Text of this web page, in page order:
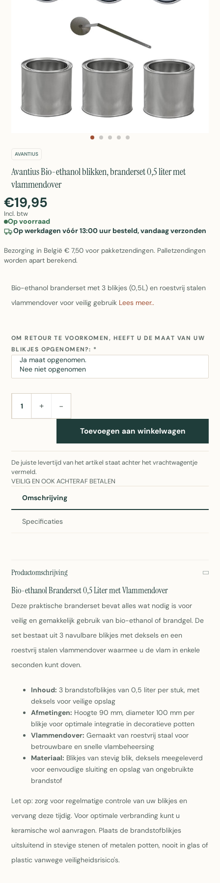
AVANTIUS
Avantius Bio-ethanol blikken, branderset 0,5 liter met
vlammendover
€19,95
Incl. btw
Op voorraad
Op werkdagen vóór 13:00 uur besteld, vandaag verzonden
Bezorging in België € 7,50 voor pakketzendingen. Palletzendingen
worden apart berekend.
Bio-ethanol branderset met 3 blikjes (0,5L) en roestvrij stalen
vlammendover voor veilig gebruik Lees meer..
OM RETOUR TE VOORKOMEN, HEEFT U DE MAAT VAN UW
BLIKJES OPGENOMEN?: *
AANTAL+ −
Toevoegen aan winkelwagen
De juiste levertijd van het artikel staat achter het vrachtwagentje
vermeld.
VEILIG EN OOK ACHTERAF BETALEN
Omschrijving
Specificaties
Productomschrijving
Bio-ethanol Branderset 0,5 Liter met Vlammendover
Deze praktische branderset bevat alles wat nodig is voor
veilig en gemakkelijk gebruik van bio-ethanol of brandgel. De
set bestaat uit 3 navulbare blikjes met deksels en een
roestvrij stalen vlammendover waarmee u de vlam in enkele
seconden kunt doven.
Inhoud: 3 brandstofblikjes van 0,5 liter per stuk, met
deksels voor veilige opslag
Afmetingen: Hoogte 90 mm, diameter 100 mm per
blikje voor optimale integratie in decoratieve potten
Vlammendover: Gemaakt van roestvrij staal voor
betrouwbare en snelle vlambeheersing
Materiaal: Blikjes van stevig blik, deksels meegeleverd
voor eenvoudige sluiting en opslag van ongebruikte
brandstof
Let op: zorg voor regelmatige controle van uw blikjes en
vervang deze tijdig. Voor optimale verbranding kunt u
keramische wol aanvragen. Plaats de brandstofblikjes
uitsluitend in stevige stenen of metalen potten, nooit in glas of
plastic vanwege veiligheidsrisico's.